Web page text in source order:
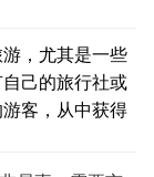
，尤其是一些
己的旅行社或
客，从中获得